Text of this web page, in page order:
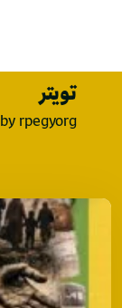
تويتر
rpegyorg